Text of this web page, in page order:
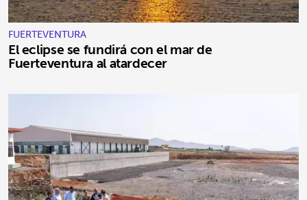
FUERTEVENTURA
El eclipse se fundirá con el mar de
Fuerteventura al atardecer